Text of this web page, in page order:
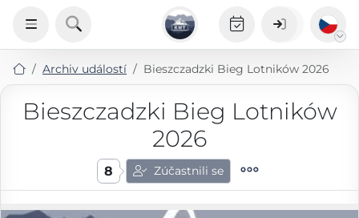
Archiv událostí Bieszczadzki Bieg Lotników 2026
Bieszczadzki Bieg Lotników
2026
8 Zúčastnili se